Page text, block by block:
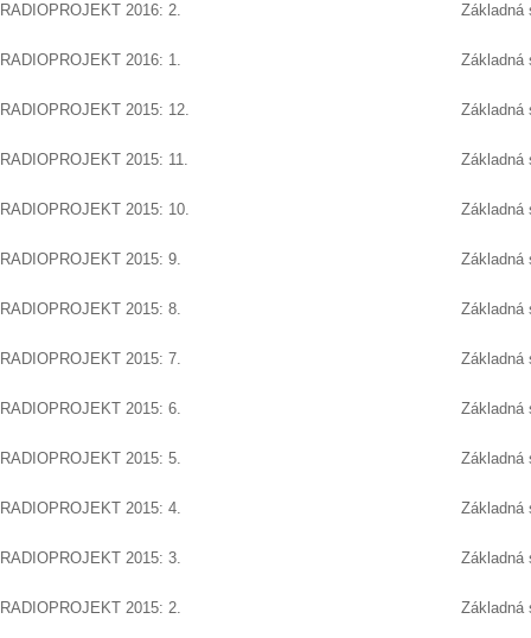
RADIOPROJEKT 2016: 2. Základná
RADIOPROJEKT 2016: 1. Základná
RADIOPROJEKT 2015: 12. Základná
RADIOPROJEKT 2015: 11. Základná
RADIOPROJEKT 2015: 10. Základná
RADIOPROJEKT 2015: 9. Základná
RADIOPROJEKT 2015: 8. Základná
RADIOPROJEKT 2015: 7. Základná
RADIOPROJEKT 2015: 6. Základná
RADIOPROJEKT 2015: 5. Základná
RADIOPROJEKT 2015: 4. Základná
RADIOPROJEKT 2015: 3. Základná
RADIOPROJEKT 2015: 2. Základná